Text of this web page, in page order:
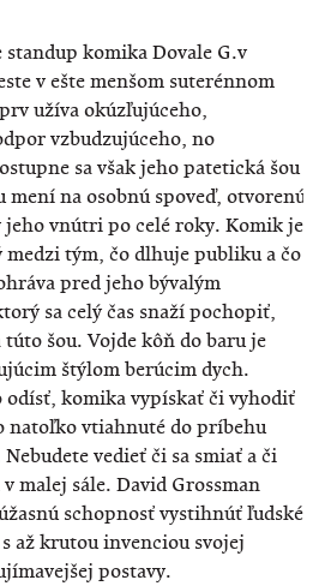
komika Dovale G.v
v ešte menšom suterénnom
užíva okúzľujúceho,
vzbudzujúceho, no
sa však jeho patetická šou
na osobnú spoveď, otvorenú
vnútri po celé roky. Komik je
tým, čo dlhuje publiku a čo
pred jeho bývalým
sa celý čas snaží pochopiť,
šou. Vojde kôň do baru je
štýlom berúcim dych.
odísť, komika vypískať či vyhodiť
natoľko vtiahnuté do príbehu
vedieť či sa smiať a či
malej sále. David Grossman
schopnosť vystihnúť ľudské
až krutou invenciou svojej
postavy.